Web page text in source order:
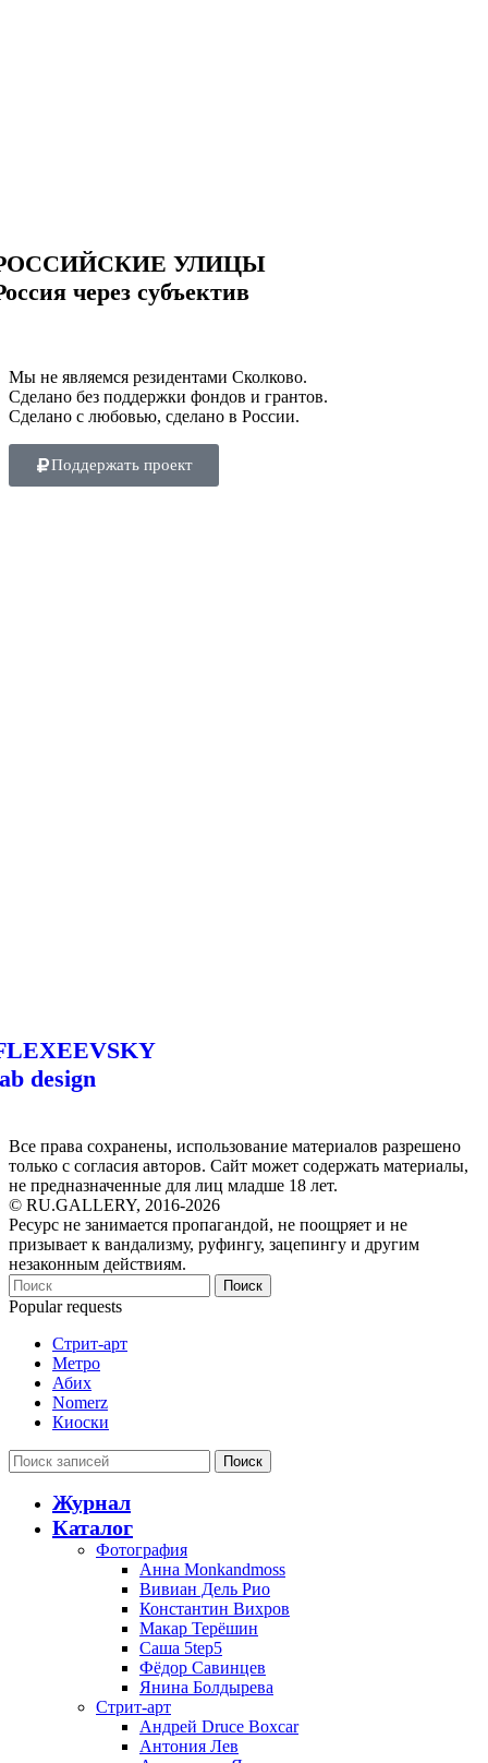
УЛИЦЫ
через субъектив
Мы не являемся резидентами Сколково.
Сделано без поддержки фондов и грантов.
Сделано с любовью, сделано в России.
Поддержать проект
design
Все права сохранены, использование материалов разрешено
только с согласия авторов. Сайт может содержать материалы,
не предназначенные для лиц младше 18 лет.
© RU.GALLERY, 2016-2026
Ресурс не занимается пропагандой, не поощряет и не
призывает к вандализму, руфингу, зацепингу и другим
незаконным действиям.
Поиск
Popular requests
Стрит-арт
Метро
Абих
Nomerz
Киоски
Поиск
Журнал
Каталог
Фотография
Анна Monkandmoss
Вивиан Дель Рио
Константин Вихров
Макар Терёшин
Саша 5tep5
Фёдор Савинцев
Янина Болдырева
Стрит-арт
Андрей Druce Boxcar
Антония Лев